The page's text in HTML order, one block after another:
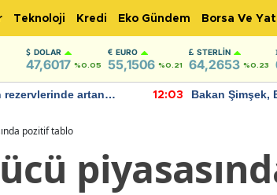
Teknoloji Kredi Eko Gündem Borsa Ve
DOLAR
47,6017 %0.05
EURO
55,1506 %0.21
STERLIN
64,2653 %0.23
rezervlerinde artan
12:03
Bakan Şimşek,
pozitif tablo